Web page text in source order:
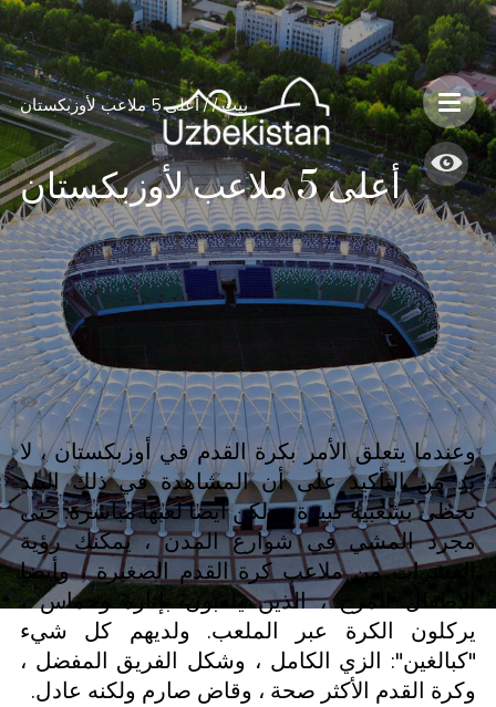
بيت /
/ أعلى 5 ملاعب لأوزبكستان
أعلى 5 ملاعب لأوزبكستان
وعندما يتعلق الأمر بكرة القدم في أوزبكستان ، لا
بد من التأكيد على أن المشاهدة في ذلك البلد
تحظى بشعبية كبيرة ، ولكن أيضا لعبها مباشرة. حتى
مجرد المشي في شوارع المدن ، يمكنك رؤية
العشرات من ملاعب كرة القدم الصغيرة ، وأيضا
الأطفال المرح ، الذين يلعبون بإثارة وحماس ،
يركلون الكرة عبر الملعب. ولديهم كل شيء
"كبالغين": الزي الكامل ، وشكل الفريق المفضل ،
وكرة القدم الأكثر صحة ، وقاض صارم ولكنه عادل.